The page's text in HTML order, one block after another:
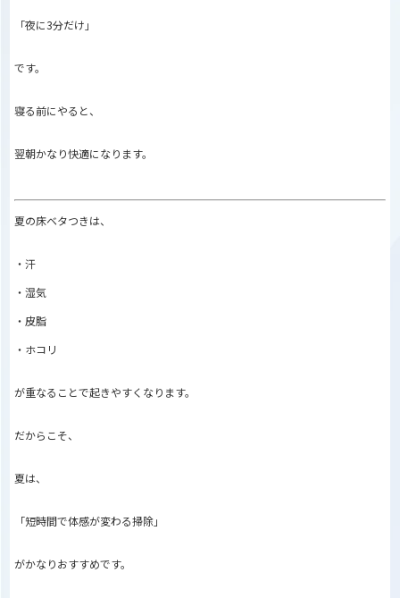
「夜に3分だけ」
です。
寝る前にやると、
翌朝かなり快適になります。
夏の床ベタつきは、
・汗
・湿気
・皮脂
・ホコリ
が重なることで起きやすくなります。
だからこそ、
夏は、
「短時間で体感が変わる掃除」
がかなりおすすめです。